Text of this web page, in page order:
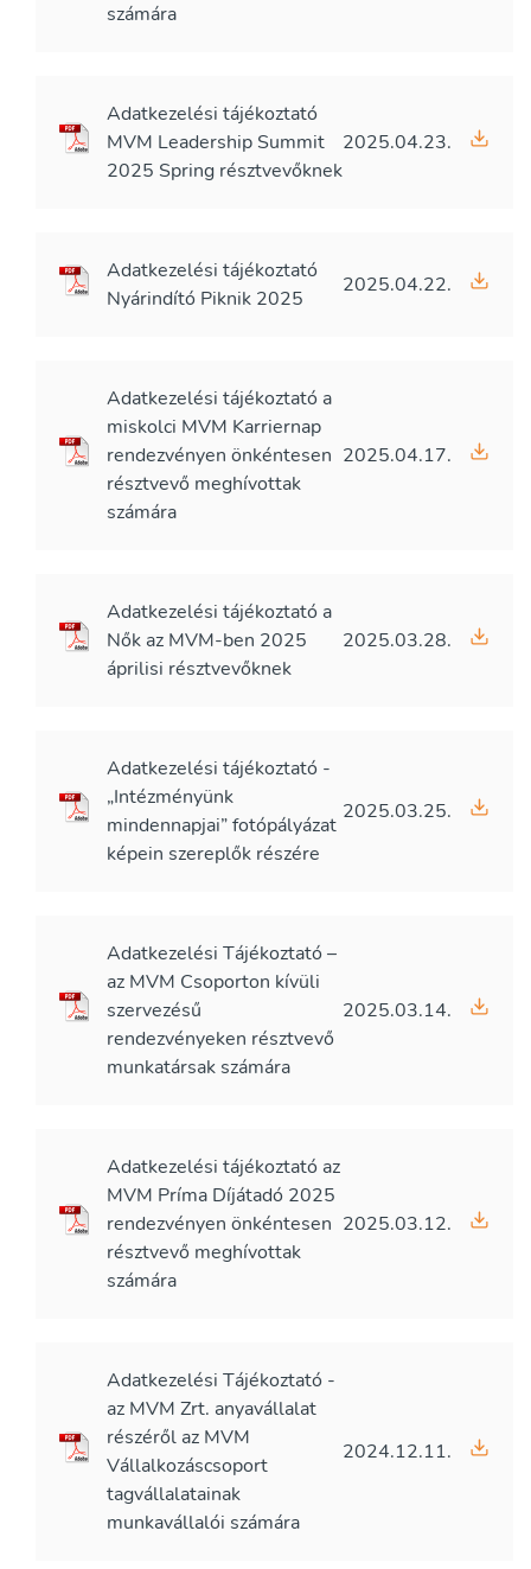
számára
Adatkezelési tájékoztató
MVM Leadership Summit
2025 Spring résztvevőknek
2025.04.23.
Adatkezelési tájékoztató
Nyárindító Piknik 2025
2025.04.22.
Adatkezelési tájékoztató a
miskolci MVM Karriernap
rendezvényen önkéntesen
résztvevő meghívottak
számára
2025.04.17.
Adatkezelési tájékoztató a
Nők az MVM-ben 2025
áprilisi résztvevőknek
2025.03.28.
Adatkezelési tájékoztató -
„Intézményünk
mindennapjai” fotópályázat
képein szereplők részére
2025.03.25.
Adatkezelési Tájékoztató –
az MVM Csoporton kívüli
szervezésű
rendezvényeken résztvevő
munkatársak számára
2025.03.14.
Adatkezelési tájékoztató az
MVM Príma Díjátadó 2025
rendezvényen önkéntesen
résztvevő meghívottak
számára
2025.03.12.
Adatkezelési Tájékoztató -
az MVM Zrt. anyavállalat
részéről az MVM
Vállalkozáscsoport
tagvállalatainak
munkavállalói számára
2024.12.11.